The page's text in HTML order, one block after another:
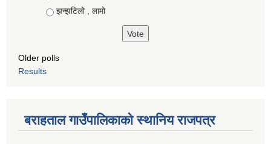
झन्झटिलो , लामो
Older polls
Results
बराहताल गाउँपालिकाको स्थानिय राजपत्र